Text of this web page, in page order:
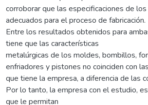
corroborar que las especificaciones de
adecuados para el proceso de fabricación.
Entre los resultados obtenidos para
tiene que las características
metalúrgicas de los moldes, bombillos,
enfriadores y pistones no coinciden con
que tiene la empresa, a diferencia de las
Por lo tanto, la empresa con el estudio,
que le permitan